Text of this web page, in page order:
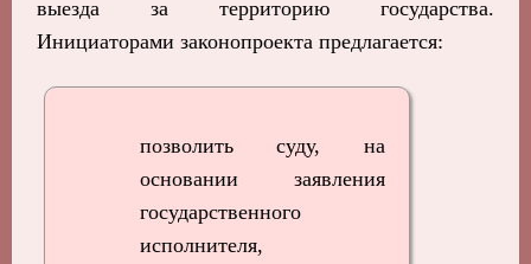
выезда за территорию государства.
Инициаторами законопроекта предлагается:
позволить суду, на
основании заявления
государственного
исполнителя,